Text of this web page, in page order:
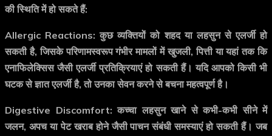
की स्थिति में हो सकते हैं:
Allergic Reactions: कुछ व्यक्तियों को शहद या लहसुन से एलर्जी हो
सकती है, जिसके परिणामस्वरूप गंभीर मामलों में खुजली, पित्ती या यहां तक कि
एनाफिलेक्सिस जैसी एलर्जी प्रतिक्रियाएं हो सकती हैं। यदि आपको किसी भी
घटक से ज्ञात एलर्जी है, तो उनका सेवन करने से बचना महत्वपूर्ण है।
Digestive Discomfort: कच्चा लहसुन खाने से कभी-कभी सीने में
जलन, अपच या पेट खराब होने जैसी पाचन संबंधी समस्याएं हो सकती हैं। जब